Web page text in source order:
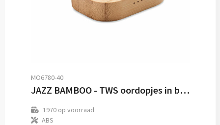
MO6780-40
JAZZ BAMBOO - TWS oordopjes in bamboe hoesje
1970op voorraad
ABS